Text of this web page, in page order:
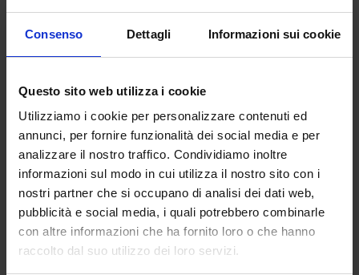
Consenso Dettagli Informazioni sui cookie
Questo sito web utilizza i cookie
Utilizziamo i cookie per personalizzare contenuti ed
annunci, per fornire funzionalità dei social media e per
analizzare il nostro traffico. Condividiamo inoltre
informazioni sul modo in cui utilizza il nostro sito con i
nostri partner che si occupano di analisi dei dati web,
pubblicità e social media, i quali potrebbero combinarle
con altre informazioni che ha fornito loro o che hanno
raccolto dal suo utilizzo dei loro servizi.
contro le nostre convinzioni ed
eliminando i pregiudizi su quello
che pensiamo di sapere mettendoci
sempre in discussione.
So che sembrano cose scontate e abbastanza
banali, ma è proprio così che funziona. Se crediamo
di essere esperti di qualsiasi cosa, non saremmo
mai disposti a impararne di più. Figuratevi che in
psicologia si parla di come chi crede di sapere tutto
invece non sappia nulla e chi pensa di sapere
troppo poco, sia invece più esperto di quanto pensi.
Anche perchè per essere esperti, non possiamo
basarci su mere e infondate convinzioni personali,